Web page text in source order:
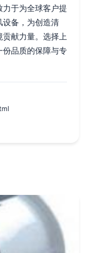
于为全球客户提
设备，为创造清
贡献力量。选择上
品质的保障与专